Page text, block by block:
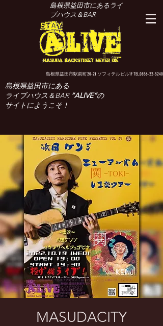
島根県益田市にあるライ
ブハウス＆BAR
島根県益田市駅前町20-21 ソフィテルビル1F TEL.0856-22-5240
島根県益田市にある
ライブハウス＆BAR “ALIVE”の
サイトにようこそ！
MASUDACITY